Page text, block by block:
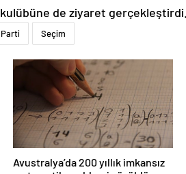
Parti Seçim
Avustralya’da 200 yıllık imkansız
matematik problemi çözüldü